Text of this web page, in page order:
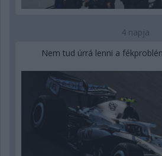
4 napja
Nem tud úrrá lenni a